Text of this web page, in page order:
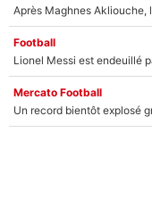
Football
Mercato Football